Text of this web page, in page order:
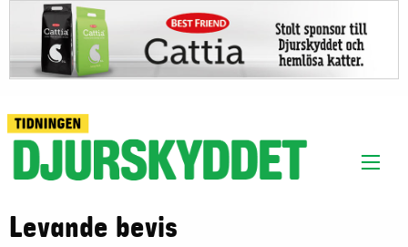
Levande bevis